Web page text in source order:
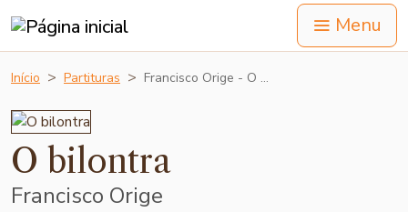
Menu
Início Partituras Francisco Orige - O …
O bilontra
Francisco Orige